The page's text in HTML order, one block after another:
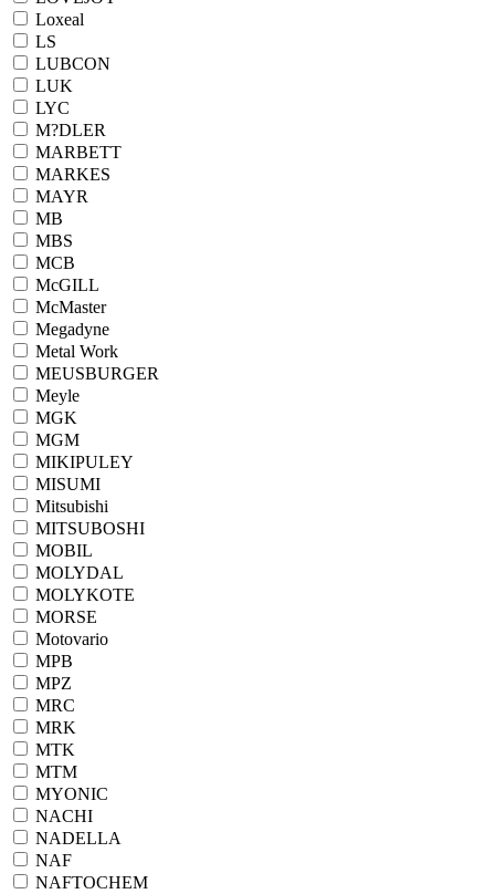
Loxeal
LS
LUBCON
LUK
LYC
M?DLER
MARBETT
MARKES
MAYR
MB
MBS
MCB
McGILL
McMaster
Megadyne
Metal Work
MEUSBURGER
Meyle
MGK
MGM
MIKIPULEY
MISUMI
Mitsubishi
MITSUBOSHI
MOBIL
MOLYDAL
MOLYKOTE
MORSE
Motovario
MPB
MPZ
MRC
MRK
MTK
MTM
MYONIC
NACHI
NADELLA
NAF
NAFTOCHEM